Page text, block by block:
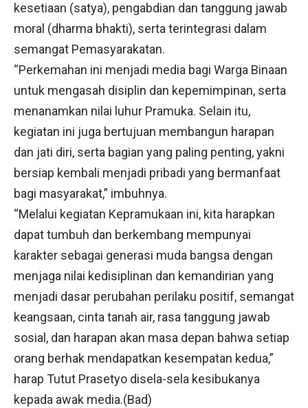
kesetiaan (satya), pengabdian dan tanggung jawab
moral (dharma bhakti), serta terintegrasi dalam
semangat Pemasyarakatan.
“Perkemahan ini menjadi media bagi Warga Binaan
untuk mengasah disiplin dan kepemimpinan, serta
menanamkan nilai luhur Pramuka. Selain itu,
kegiatan ini juga bertujuan membangun harapan
dan jati diri, serta bagian yang paling penting, yakni
bersiap kembali menjadi pribadi yang bermanfaat
bagi masyarakat,” imbuhnya.
“Melalui kegiatan Kepramukaan ini, kita harapkan
dapat tumbuh dan berkembang mempunyai
karakter sebagai generasi muda bangsa dengan
menjaga nilai kedisiplinan dan kemandirian yang
menjadi dasar perubahan perilaku positif, semangat
keangsaan, cinta tanah air, rasa tanggung jawab
sosial, dan harapan akan masa depan bahwa setiap
orang berhak mendapatkan kesempatan kedua,”
harap Tutut Prasetyo disela-sela kesibukanya
kepada awak media.(Bad)